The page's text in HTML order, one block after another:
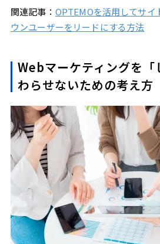
関連記事： OPTEMOを活用してサイ
ウンユーザーをリードにする方法
Webマーケティングを「
わらせないための考え方